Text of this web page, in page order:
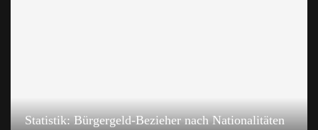
Statistik: Bürgergeld-Bezieher nach Nationalitäten